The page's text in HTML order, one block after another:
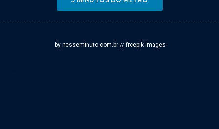
by nesseminuto.com.br // freepik images